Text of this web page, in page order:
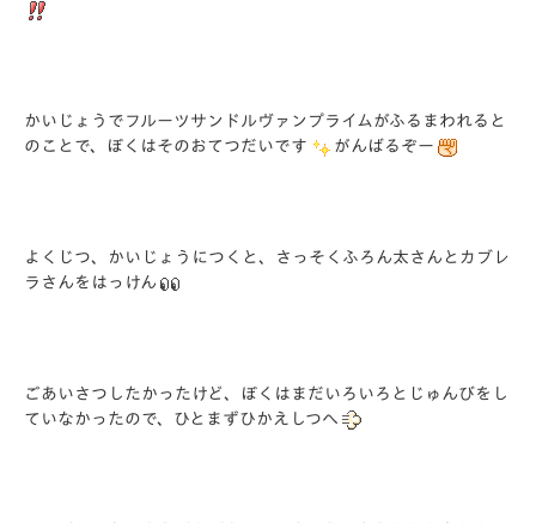
かいじょうでフルーツサンドルヴァンプライムがふるまわれると
のことで、ぼくはそのおてつだいです
がんばるぞー
よくじつ、かいじょうにつくと、さっそくふろん太さんとカブレ
ラさんをはっけん
ごあいさつしたかったけど、ぼくはまだいろいろとじゅんびをし
ていなかったので、ひとまずひかえしつへ